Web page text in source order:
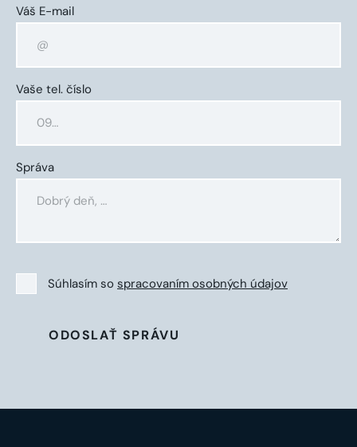
Váš E-mail
Vaše tel. číslo
Správa
Súhlasím so spracovaním osobných údajov
ODOSLAŤ SPRÁVU